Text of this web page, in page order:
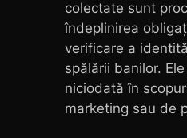
colectate sunt
îndeplinirea
verificare a
spălării banilor.
niciodată în
marketing sau de